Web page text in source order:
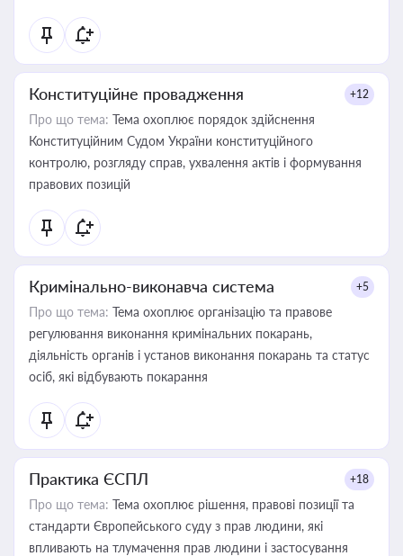
Конституційне провадження +12
Про що тема: Тема охоплює порядок здійснення
Конституційним Судом України конституційного
контролю, розгляду справ, ухвалення актів і формування
правових позицій
Кримінально-виконавча система +5
Про що тема: Тема охоплює організацію та правове
регулювання виконання кримінальних покарань,
діяльність органів і установ виконання покарань та статус
осіб, які відбувають покарання
Практика ЄСПЛ +18
Про що тема: Тема охоплює рішення, правові позиції та
стандарти Європейського суду з прав людини, які
впливають на тлумачення прав людини і застосування